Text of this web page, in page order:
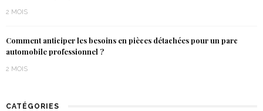
2 MOIS
Comment anticiper les besoins en pièces détachées pour un parc
automobile professionnel ?
2 MOIS
CATÉGORIES